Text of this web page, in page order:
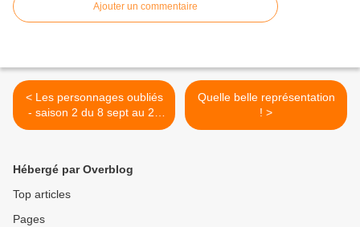
Ajouter un commentaire
< Les personnages oubliés
- saison 2 du 8 sept au 29
octobre 2017
Quelle belle représentation
! >
Hébergé par Overblog
Top articles
Pages